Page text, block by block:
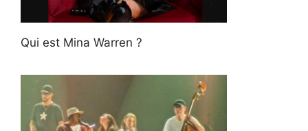
Qui est Mina Warren ?